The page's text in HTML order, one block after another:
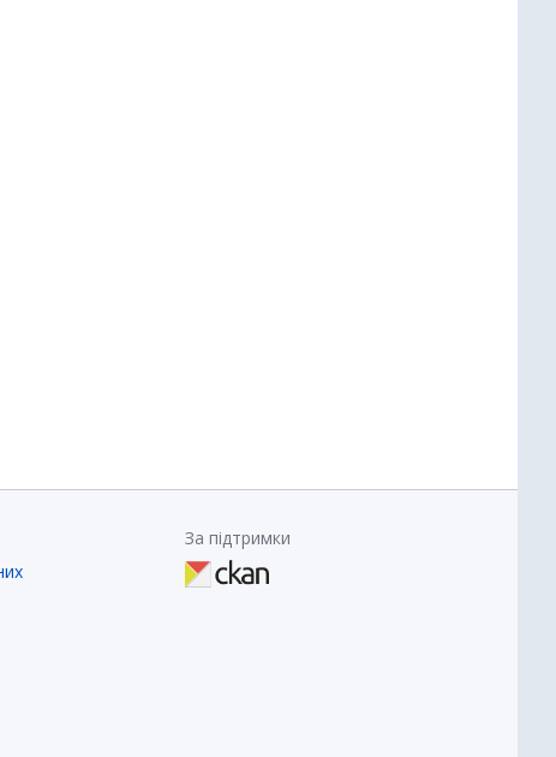
За підтримки